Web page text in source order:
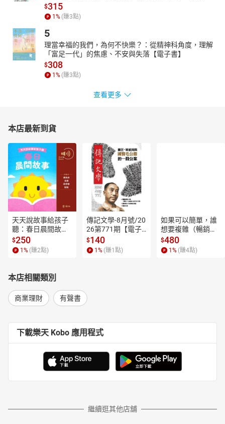
書】
$315
1 % (賺3點)
5
理當幸福的我們，為何不快樂？：從精神科角度，理解
「富足一代」的焦慮、不安與失落【電子書】
$308
1 % (賺3點)
查看更多
本店最新到貨
天天說故事給孩子
聽：春日晨間故事
【有聲書】
$250
1 % (賺2點)
傳記文學-8月號/20
26第771期【電子
書】
$140
1 % (賺1 點)
如果可以簡單，誰
想要複雜（暢銷經
典新編版）【電子
書】
$480
1 % (賺4點)
本店相關類別
商業理財 有聲書
下載樂天 Kobo 應用程式
繼續逛其他店舖